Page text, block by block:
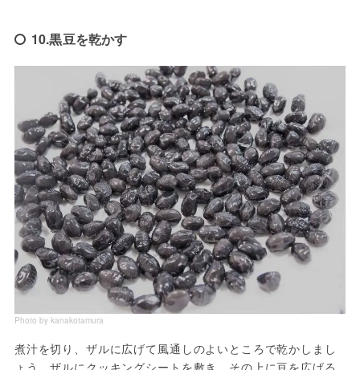
10.黒豆を乾かす
Photo by kanakotamura
煮汁を切り、ザルに広げて風通しのよいところで乾かしまし